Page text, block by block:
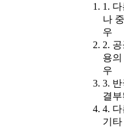
1.
나
우
2.
용
우
3.
결
4.
기